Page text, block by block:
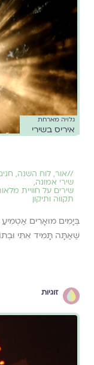
גלויה מארחת
איריס בשירי
//אור, לוח השנה,
שירי אמונה,
שירים על חוויית
תקווה ותיקון
בְּיָמִים מוּאָרִים
שֶׁאַתָּה תָּמִיד אִתִּי
זוגיות